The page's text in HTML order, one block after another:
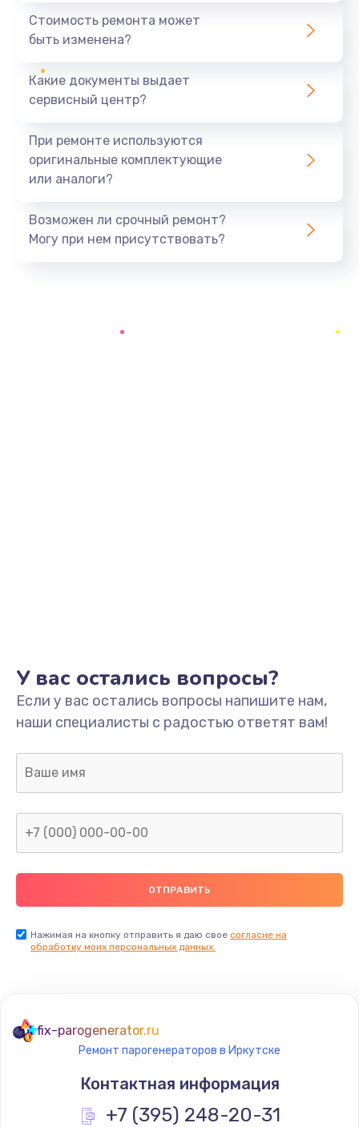
1440 руб.
Ремонт южного моста
Замена батарейки BIOS
Заказать
Замена/Pемонт карбюратора
1300 руб.
Заказать
Ремонт капиллярной трубки
400 руб.
Заказать
Замена термостата
1200 руб.
Заказать
Стоимость ремонта может
быть изменена?
Какие документы выдает
сервисный центр?
При ремонте используются
оригинальные комплектующие
или аналоги?
Возможен ли срочный ремонт?
Могу при нем присутствовать?
У вас остались вопросы?
Если у вас остались вопросы напишите нам,
наши специалисты с радостью ответят вам!
Нажимая на кнопку отправить я даю свое согласие на
обработку моих персональных данных.
fix-parogenerator.ru
Ремонт парогенераторов в Иркутске
Контактная информация
+7 (395) 248-20-31